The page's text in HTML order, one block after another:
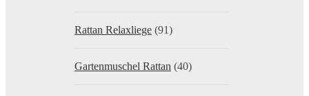
Rattan Relaxliege (91)
Gartenmuschel Rattan (40)